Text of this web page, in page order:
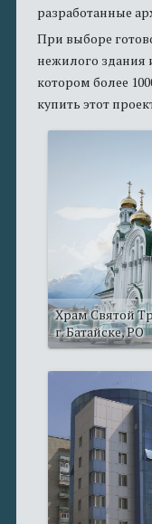
разработанные
При выборе
нежилого здания
котором более
купить этот
Храм Святой
г. Батайске, РО